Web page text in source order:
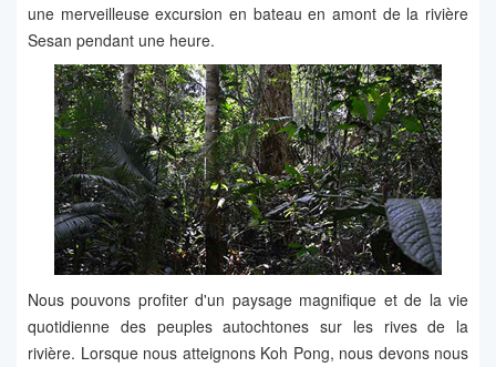
une merveilleuse excursion en bateau en amont de la rivière
Sesan pendant une heure.
Nous pouvons profiter d'un paysage magnifique et de la vie
quotidienne des peuples autochtones sur les rives de la
rivière. Lorsque nous atteignons Koh Pong, nous devons nous